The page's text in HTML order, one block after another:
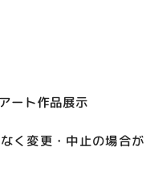
ート作品展示
く変更・中止の場合が